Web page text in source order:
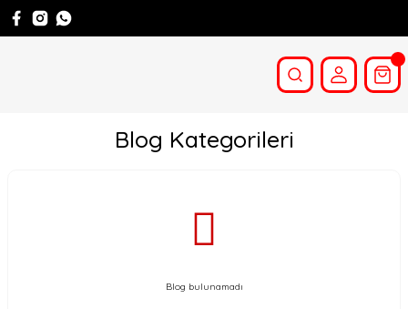
Blog Kategorileri
Blog bulunamadı